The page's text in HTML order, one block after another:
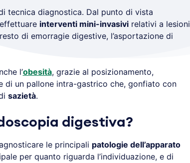
tecnica diagnostica. Dal punto di vista
interventi mini-invasivirelativi a lesioni
di emorragie digestive, l’asportazione di
l’obesità, grazie al posizionamento,
di un pallone intra-gastrico che, gonfiato con
sazietà.
digestiva?
le principali patologie dell’apparato
per quanto riguarda l’individuazione, e di